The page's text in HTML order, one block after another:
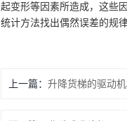
起变形等因素所造成，这些
统计方法找出偶然误差的规
上一篇： 升降货梯的驱动